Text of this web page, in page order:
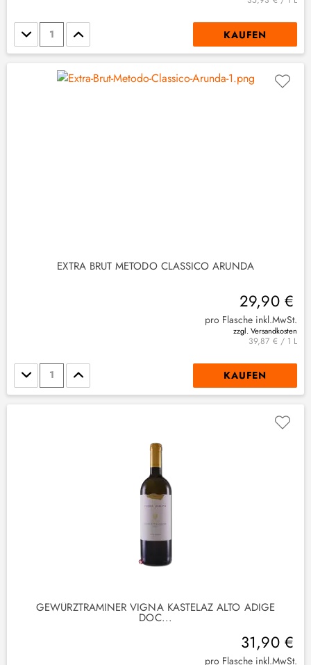
Stückzahl KAUFEN
EXTRA BRUT METODO CLASSICO ARUNDA
29,90 €
pro Flasche inkl.MwSt.
zzgl. Versandkosten
39,87 € / 1 L
Stückzahl KAUFEN
GEWÜRZTRAMINER VIGNA KASTELAZ ALTO ADIGE
DOC...
31,90 €
pro Flasche inkl.MwSt.